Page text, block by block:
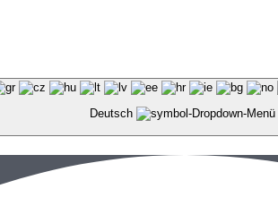
Deutsch